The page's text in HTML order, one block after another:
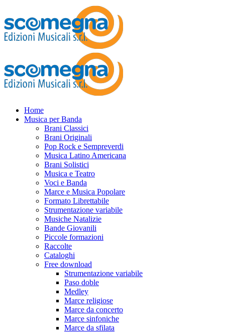
Home
Musica per Banda
Brani Classici
Brani Originali
Pop Rock e Sempreverdi
Musica Latino Americana
Brani Solistici
Musica e Teatro
Voci e Banda
Marce e Musica Popolare
Formato Librettabile
Strumentazione variabile
Musiche Natalizie
Bande Giovanili
Piccole formazioni
Raccolte
Cataloghi
Free download
Strumentazione variabile
Paso doble
Medley
Marce religiose
Marce da concerto
Marce sinfoniche
Marce da sfilata